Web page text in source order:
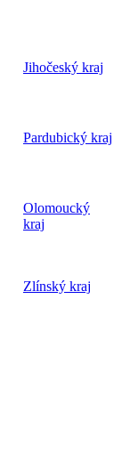
Jihočeský kraj
Pardubický kraj
Olomoucký
kraj
Zlínský kraj